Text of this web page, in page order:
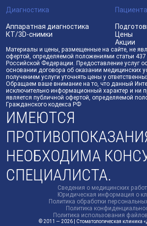
Диагностика
Аппаратная диагностика
КТ/3D-снимки
Цены
Акции
Материалы и цены, размещенные на сайте, не
офертой, определяемой положениями статьи
Российской Федерации. Предоставление услуг
основании договора об оказании медицинских
получением услуги уточнять цены у
Обращаем ваше внимание на то, что данный
исключительно информационный характер и ни
является публичной офертой, определяемой
Гражданского кодекса РФ
ИМЕЮТСЯ
НЕОБХОДИМА
СПЕЦИАЛИСТА.
Сведения о медицинских
Юридическая информация о
Политика обработки
Политика
Политика использования
© 2011 — 2026 | Стоматологическая клиника